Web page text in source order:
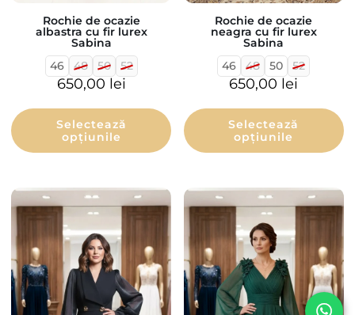
Rochie de ocazie
albastra cu fir lurex
Sabina
46
48 50 52
650,00 lei
Selectează
opțiunile
Rochie de ocazie
neagra cu fir lurex
Sabina
46
48 50 52
650,00 lei
Selectează
opțiunile